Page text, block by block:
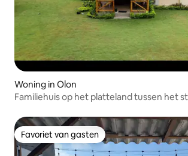
Woning in Olon
Familiehuis op het platteland tussen het
Favoriet van gasten
Favoriet van gasten